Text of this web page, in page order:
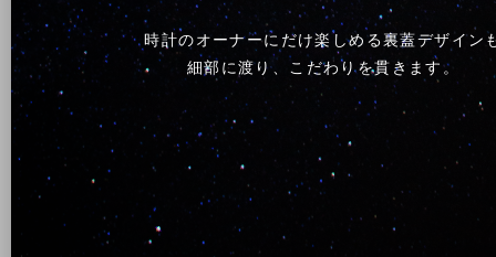
時計のオーナーにだけ楽しめる裏蓋デザイン
細部に渡り、こだわりを貫きます。